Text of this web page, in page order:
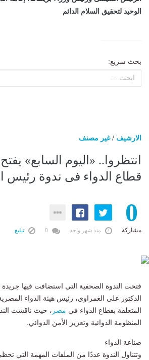
الوحيد لتحقيق السلام الدائم
بحث سريع:
الارشيف /غير مصنف
انتظروا.. «اليوم السابع»
قطاع الدواء فى ندوة رئيس
0
مشاركة منذ شهر واحد تبليغ
فتحت الندوة الصحفية التى استضافت فيها جريدة
الدكتور علي الغمراوي، رئيس هيئة الدواء
المتعلقة بقطاع الدواء في مصر ، حيث ناقشت
المنظومة الدوائية وتعزيز الأمن الدوائي.
صناعة الدواء
وتتناول الندوة عددًا من الملفات المهمة التي